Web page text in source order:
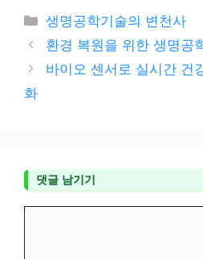
카
테
리
생명공학기술의 변천사
환경 복원을 위한 생명공
바이오 센서로 실시간 건
화
댓글 남기기